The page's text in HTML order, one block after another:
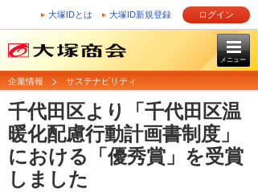
大塚IDとは 大塚ID新規登録 ログイン
メニュー
企業情報 サステナビリティ
千代田区より「千代田区温
暖化配慮行動計画書制度」
における「優秀賞」を受賞
しました